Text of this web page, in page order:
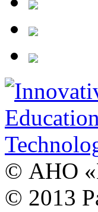
© АНО
© 2013